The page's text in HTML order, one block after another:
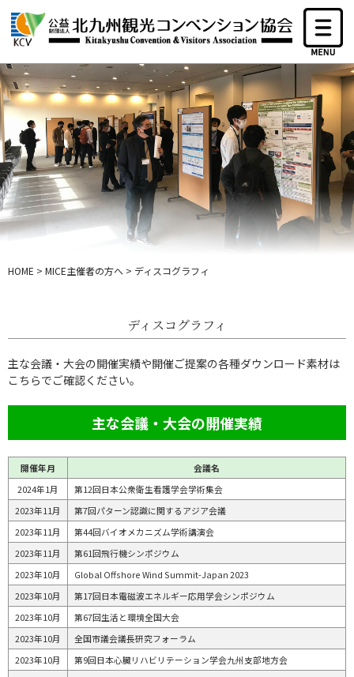
HOME > MICE主催者の方へ > ディスコグラフィ
ディスコグラフィ
主な会議・大会の開催実績や開催ご提案の各種ダウンロード素材は
こちらでご確認ください。
主な会議・大会の開催実績
開催年月
会議名
2024年1月
第12回日本公衆衛生看護学会学術集会
2023年11月
第7回パターン認識に関するアジア会議
2023年11月
第44回バイオメカニズム学術講演会
2023年11月
第61回飛行機シンポジウム
2023年10月
Global Offshore Wind Summit-Japan 2023
2023年10月
第17回日本電磁波エネルギー応用学会シンポジウム
2023年10月
第67回生活と環境全国大会
2023年10月
全国市議会議長研究フォーラム
2023年10月
第9回日本心臓リハビリテーション学会九州支部地方会